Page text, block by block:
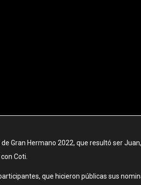
Gran Hermano 2022, que resultó ser
Coti.
que hicieron públicas sus